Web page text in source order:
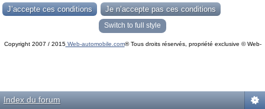
Switch to full style
Copyright 2007 / 2015Web-automobile.com® Tous droits réservés, propriété exclusive © Web-
Index du forum